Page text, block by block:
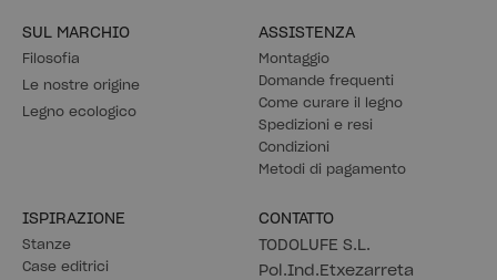
SUL MARCHIO
Filosofia
Le nostre origine
Legno ecologico
ASSISTENZA
Montaggio
Domande frequenti
Come curare il legno
Spedizioni e resi
Condizioni
Metodi di pagamento
ISPIRAZIONE
Stanze
Case editrici
CONTATTO
TODOLUFE S.L.
Pol.Ind.Etxezarreta